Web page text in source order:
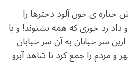
ی خون آلود دخترها را
زد جوری که همه بشنوند! و با
سر خیابان به آن سر خیابان
مردم را جمع کرد تا شاهد آبرو